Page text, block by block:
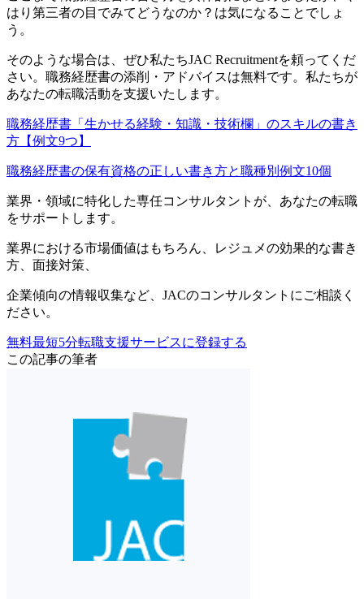
はり第三者の目でみてどうなのか？は気になることでしょ
う。
そのような場合は、ぜひ私たちJAC Recruitmentを頼ってくだ
さい。職務経歴書の添削・アドバイスは無料です。私たちが
あなたの転職活動を支援いたします。
職務経歴書「生かせる経験・知識・技術欄」のスキルの書き
方【例文9つ】
職務経歴書の保有資格の正しい書き方と職種別例文10個
業界・領域に特化した専任コンサルタントが、 あなたの転職
をサポートします。
業界における市場価値はもちろん、
レジュメの効果的な書き
方
面接対策
企業傾向の情報収集など、 JACのコンサルタントにご相談く
ださい。
無料最短5分転職支援サービスに登録する
この記事の筆者